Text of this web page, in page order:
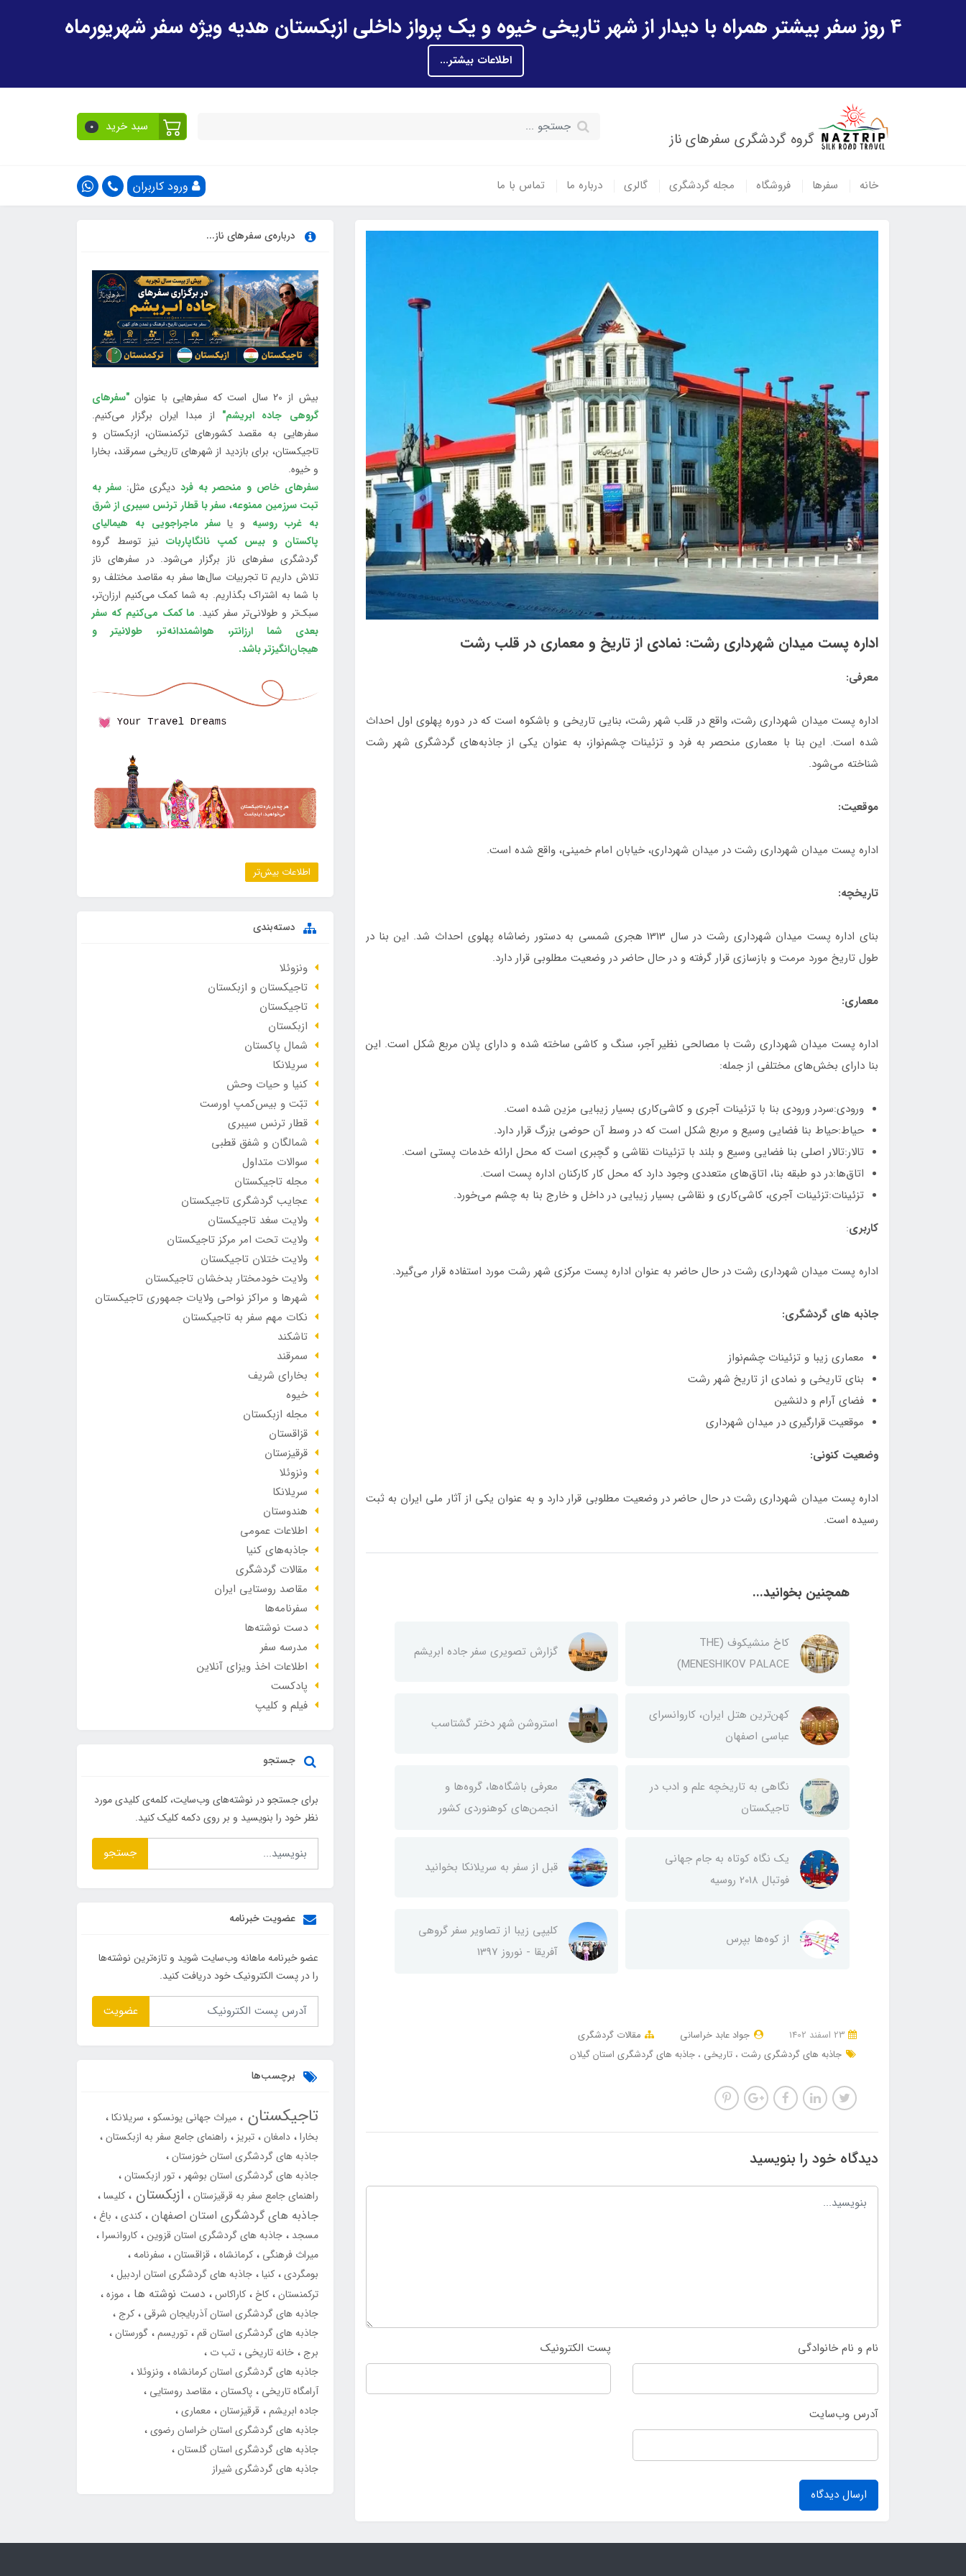
4 روز سفر بیشتر همراه با دیدار از شهر تاریخی خیوه و یک پرواز داخلی ازبکستان هدیه ویژه سفر شهریورماه
اطلاعات بیشتر...
گروه گردشگری سفرهای ناز
سبد خرید 0
خانه سفرها فروشگاه مجله گردشگری گالری درباره ما تماس با ما ورود کاربران
اداره پست میدان شهرداری رشت: نمادی از تاریخ و معماری در قلب رشت
معرفی:
اداره پست میدان شهرداری رشت، واقع در قلب شهر رشت، بنایی تاریخی و باشکوه است که در دوره پهلوی اول احداث
شده است. این بنا با معماری منحصر به فرد و تزئینات چشم‌نواز، به عنوان یکی از جاذبه‌های گردشگری شهر رشت
شناخته می‌شود.
موقعیت:
اداره پست میدان شهرداری رشت در میدان شهرداری، خیابان امام خمینی، واقع شده است.
تاریخچه:
بنای اداره پست میدان شهرداری رشت در سال 1313 هجری شمسی به دستور رضاشاه پهلوی احداث شد. این بنا در
طول تاریخ مورد مرمت و بازسازی قرار گرفته و در حال حاضر در وضعیت مطلوبی قرار دارد.
معماری:
اداره پست میدان شهرداری رشت با مصالحی نظیر آجر، سنگ و کاشی ساخته شده و دارای پلان مربع شکل است. این
بنا دارای بخش‌های مختلفی از جمله:
ورودی:سردر ورودی بنا با تزئینات آجری و کاشی‌کاری بسیار زیبایی مزین شده است.
حیاط:حیاط بنا فضایی وسیع و مربع شکل است که در وسط آن حوضی بزرگ قرار دارد.
تالار:تالار اصلی بنا فضایی وسیع و بلند با تزئینات نقاشی و گچبری است که محل ارائه خدمات پستی است.
اتاق‌ها:در دو طبقه بنا، اتاق‌های متعددی وجود دارد که محل کار کارکنان اداره پست است.
تزئینات:تزئینات آجری، کاشی‌کاری و نقاشی بسیار زیبایی در داخل و خارج بنا به چشم می‌خورد.
کاربری:
اداره پست میدان شهرداری رشت در حال حاضر به عنوان اداره پست مرکزی شهر رشت مورد استفاده قرار می‌گیرد.
جاذبه های گردشگری:
معماری زیبا و تزئینات چشم‌نواز
بنای تاریخی و نمادی از تاریخ شهر رشت
فضای آرام و دلنشین
موقعیت قرارگیری در میدان شهرداری
وضعیت کنونی:
اداره پست میدان شهرداری رشت در حال حاضر در وضعیت مطلوبی قرار دارد و به عنوان یکی از آثار ملی ایران به ثبت
رسیده است.
همچنین بخوانید...
کاخ منشیکوف (THE
MENESHIKOV PALACE)
گزارش تصویری سفر جاده ابریشم
کهن‌ترین هتل ایران، کاروانسرای
عباسی اصفهان
استروشن شهر دختر گشتاسب
نگاهی به تاریخچه علم و ادب در
تاجیکستان
معرفی باشگاه‌ها، گروه‌ها و
انجمن‌های کوهنوردی کشور
یک نگاه کوتاه به جام جهانی
فوتبال 2018 روسیه
قبل از سفر به سریلانکا بخوانید
از کوه‌ها بپرس
کلیپی زیبا از تصاویر سفر گروهی
آفریقا - نوروز 1397
جواد عابد خراسانی
مقالات گردشگری
جاذبه های گردشگری رشت
تاریخی جاذبه های گردشگری استان گیلان
دیدگاه خود را بنویسید
نام و نام خانوادگی پست الکترونیک
آدرس وب‌سایت
ارسال دیدگاه
درباره‌ی سفرهای ناز...
بیش از 20 سال است که سفرهایی با عنوان
"سفرهای
گروهی جاده ابریشم" از مبدا ایران برگزار می‌کنیم.
سفرهایی به مقصد کشورهای ترکمنستان، ازبکستان و
تاجیکستان، برای بازدید از شهرهای تاریخی سمرقند، بخارا
و خیوه.
سفرهای خاص و منحصر به فرددیگری مثل:سفر به
تبت سرزمین ممنوعه، سفر با قطار ترنس سیبری از شرق
به غرب روسیه و یاسفر ماجراجویی به هیمالیای
پاکستان و بیس کمپ نانگاپاربات نیز توسط گروه
گردشگری سفرهای ناز برگزار می‌شود. در سفرهای ناز
تلاش داریم تا تجربیات سال‌ها سفر به مقاصد مختلف رو
با شما به اشتراک بگذاریم. به شما کمک می‌کنیم ارزان‌تر،
سبک‌تر و طولانی‌تر سفر کنید. ما کمک می‌کنیم که سفر
بعدی شما ارزانتر، هواشمندانه‌تر، طولانی‎تر و
هیجان‌انگیزتر باشد.
اطلاعات بیش‌تر
دسته‌بندی
ونزوئلا
تاجیکستان و ازبکستان
تاجیکستان
ازبکستان
شمال پاکستان
سریلانکا
کنیا و حیات وحش
تبّت و بیس‌کمپ اورست
قطار ترنس سیبری
شمالگان و شفق قطبی
سوالات متداول
مجله تاجیکستان
عجایب گردشگری تاجیکستان
ولایت سغد تاجیکستان
ولایت تحت امر مرکز تاجیکستان
ولایت ختلان تاجیکستان
ولایت خودمختار بدخشان تاجیکستان
شهرها و مراکز نواحی ولایات جمهوری تاجیکستان
نکات مهم سفر به تاجیکستان
تاشکند
سمرقند
بخارای شریف
خیوه
مجله ازبکستان
قزاقستان
قرقیزستان
ونزوئلا
سریلانکا
هندوستان
اطلاعات عمومی
جاذبه‌های کنیا
مقالات گردشگری
مقاصد روستایی ایران
سفرنامه‌ها
دست نوشته‌ها
مدرسه سفر
اطلاعات اخذ ویزای آنلاین
پادکست
فیلم و کلیپ
جستجو
برای جستجو در نوشته‌های وب‌سایت، کلمه‌ی کلیدی مورد
نظر خود را بنویسید و بر روی دکمه کلیک کنید.
جستجو
عضویت خبرنامه
عضو خبرنامه ماهانه وب‌سایت شوید و تازه‌ترین نوشته‌ها
را در پست الکترونیک خود دریافت کنید.
عضویت
برچسب‌ها
تاجیکستان میراث جهانی یونسکو سریلانکا
بخارا دامغان تبریز راهنمای جامع سفر به ازبکستان
جاذبه های گردشگری استان خوزستان
جاذبه های گردشگری استان بوشهر تور ازبکستان
راهنمای جامع سفر به قرقیزستان ازبکستان کلیسا
جاذبه های گردشگری استان اصفهان کندی باغ
مسجد جاذبه های گردشگری استان قزوین کاروانسرا
میراث فرهنگی کرمانشاه قزاقستان سفرنامه
بومگردی کنیا جاذبه های گردشگری استان اردبیل
ترکمنستان کاخ کاراکاس دست نوشته ها موزه
جاذبه های گردشگری استان آذربایجان شرقی کرج
جاذبه های گردشگری استان قم توریسم گورستان
برج خانه تاریخی تب ت
جاذبه های گردشگری استان کرمانشاه ونزوئلا
آرامگاه تاریخی پاکستان مقاصد روستایی
جاده ابریشم قرقیزستان معماری
جاذبه های گردشگری استان خراسان رضوی
جاذبه های گردشگری استان گلستان
جاذبه های گردشگری شیراز